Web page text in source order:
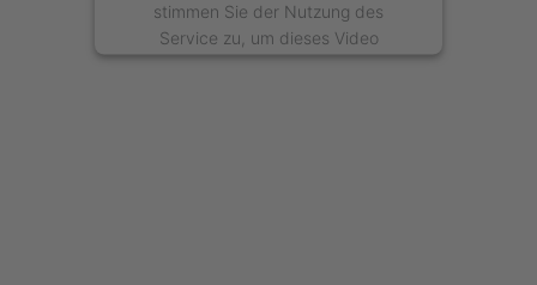
stimmen Sie der Nutzung des
Service zu, um dieses Video
anzusehen.